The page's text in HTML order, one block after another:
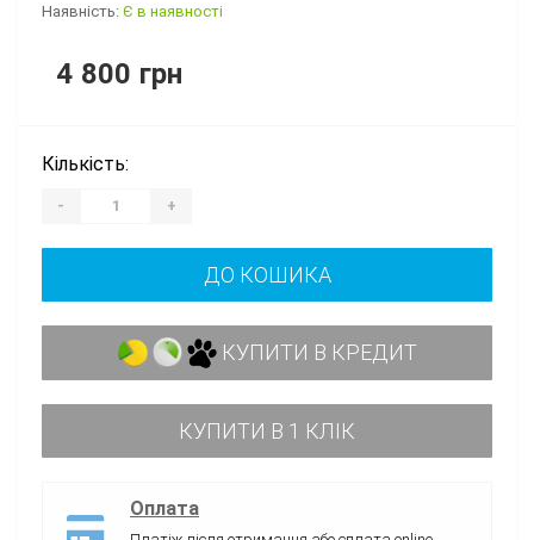
Наявність: Є в наявності
4 800 грн
Кількість:
- +
ДО КОШИКА
КУПИТИ В КРЕДИТ
КУПИТИ В 1 КЛІК
Оплата